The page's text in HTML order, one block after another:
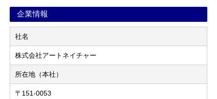
企業情報
社名
株式会社アートネイチャー
所在地（本社）
〒151-0053